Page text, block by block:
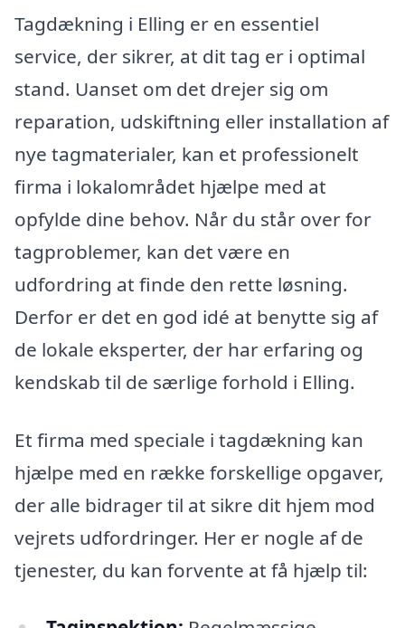
Tagdækning i Elling er en essentiel
service, der sikrer, at dit tag er i optimal
stand. Uanset om det drejer sig om
reparation, udskiftning eller installation af
nye tagmaterialer, kan et professionelt
firma i lokalområdet hjælpe med at
opfylde dine behov. Når du står over for
tagproblemer, kan det være en
udfordring at finde den rette løsning.
Derfor er det en god idé at benytte sig af
de lokale eksperter, der har erfaring og
kendskab til de særlige forhold i Elling.
Et firma med speciale i tagdækning kan
hjælpe med en række forskellige opgaver,
der alle bidrager til at sikre dit hjem mod
vejrets udfordringer. Her er nogle af de
tjenester, du kan forvente at få hjælp til: